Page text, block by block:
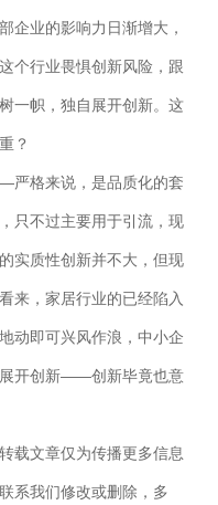
企业的影响力日渐增大，
个行业畏惧创新风险，跟
一帜，独自展开创新。这
？
严格来说，是品质化的套
只不过主要用于引流，现
实质性创新并不大，但现
来，家居行业的已经陷入
动即可兴风作浪，中小企
展开创新——创新毕竟也意
载文章仅为传播更多信息
系我们修改或删除，多